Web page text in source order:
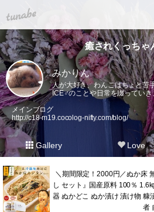
tuna.be
癒されくっちゃ
みかりん
人が大好き、わんこはちょと苦
ICE♂︎のことや日常を綴っていき
メインブログ
http://c18-m19.cocolog-nifty.com/blog/
Gallery Love
＼期間限定！2000円／ぬか床
し セット』国産原料 100％
器 ぬかどこ ぬか漬け 漬け物 糠
者